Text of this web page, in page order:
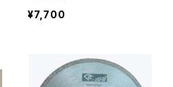
ダイヤモンドホイール 外径
200mm Φ22リング付 タイ
DI-20018T
¥7,700